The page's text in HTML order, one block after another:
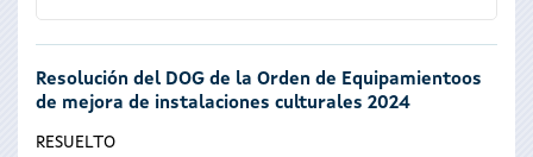
Resolución del DOG de la Orden de Equipamientoos
de mejora de instalaciones culturales 2024
RESUELTO